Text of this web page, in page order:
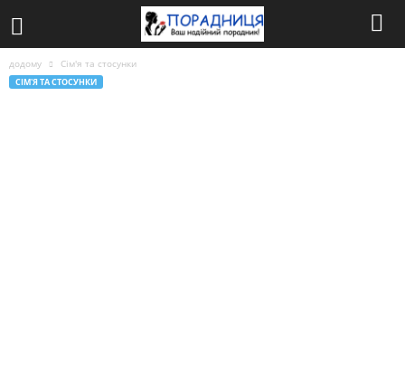
додому Сім'я та стосунки
СІМ'Я ТА СТОСУНКИ